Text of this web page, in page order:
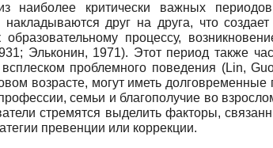
наиболее критически важных
друг на друга, что
процессу,
Эльконин, 1971). Этот период также
проблемного поведения (Lin,
возрасте, могут иметь
семьи и благополучие во
стремятся выделить факторы,
превенции или коррекции.